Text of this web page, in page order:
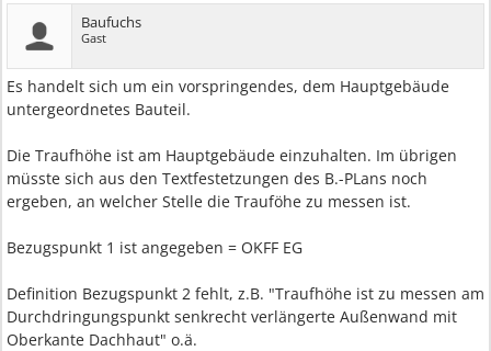
Baufuchs
Gast
Es handelt sich um ein vorspringendes, dem Hauptgebäude
untergeordnetes Bauteil.
Die Traufhöhe ist am Hauptgebäude einzuhalten. Im übrigen
müsste sich aus den Textfestetzungen des B.-PLans noch
ergeben, an welcher Stelle die Trauföhe zu messen ist.
Bezugspunkt 1 ist angegeben = OKFF EG
Definition Bezugspunkt 2 fehlt, z.B. "Traufhöhe ist zu messen am
Durchdringungspunkt senkrecht verlängerte Außenwand mit
Oberkante Dachhaut" o.ä.